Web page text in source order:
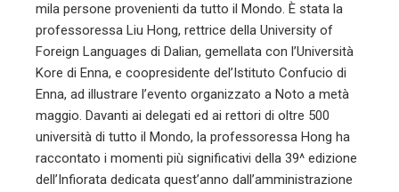
mila persone provenienti da tutto il Mondo. È stata la
professoressa Liu Hong, rettrice della University of
Foreign Languages di Dalian, gemellata con l’Università
Kore di Enna, e coopresidente del’Istituto Confucio di
Enna, ad illustrare l’evento organizzato a Noto a metà
maggio. Davanti ai delegati ed ai rettori di oltre 500
università di tutto il Mondo, la professoressa Hong ha
raccontato i momenti più significativi della 39^ edizione
dell’Infiorata dedicata quest’anno dall’amministrazione